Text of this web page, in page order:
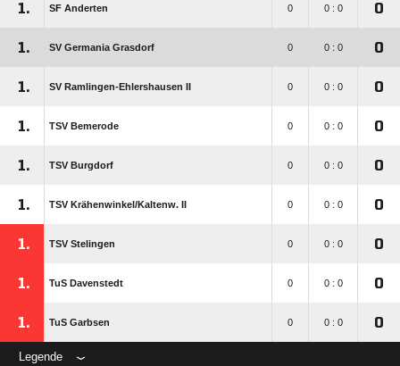
1. SF Anderten 0 0 : 0 0
1. SV Germania Grasdorf 0 0 : 0 0
1. SV Ramlingen-Ehlershausen II 0 0 : 0 0
1. TSV Bemerode 0 0 : 0 0
1. TSV Burgdorf 0 0 : 0 0
1. TSV Krähenwinkel/​Kaltenw. II 0 0 : 0 0
1. TSV Stelingen 0 0 : 0 0
1. TuS Davenstedt 0 0 : 0 0
1. TuS Garbsen 0 0 : 0 0
Legende